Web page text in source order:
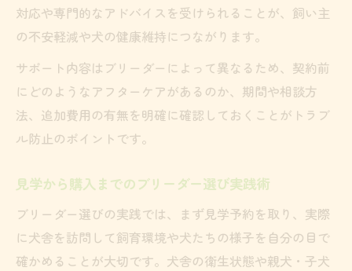
対応や専門的なアドバイスを受けられることが、飼い主
の不安軽減や犬の健康維持につながります。
サポート内容はブリーダーによって異なるため、契約前
にどのようなアフターケアがあるのか、期間や相談方
法、追加費用の有無を明確に確認しておくことがトラブ
ル防止のポイントです。
見学から購入までのブリーダー選び実践術
ブリーダー選びの実践では、まず見学予約を取り、実際
に犬舎を訪問して飼育環境や犬たちの様子を自分の目で
確かめることが大切です。犬舎の衛生状態や親犬・子犬